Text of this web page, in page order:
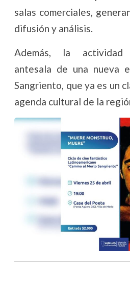
salas comerciales,
difusión y análisis.
Además, la actividad
antesala de una nueva
Sangriento, que ya es un
agenda cultural de la